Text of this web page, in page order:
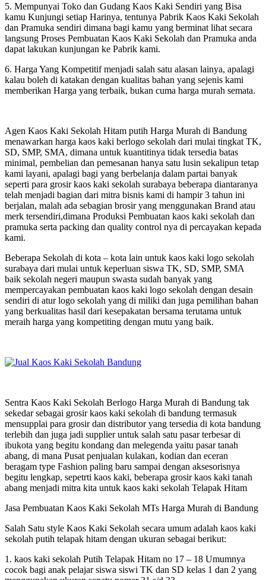
5. Mempunyai Toko dan Gudang Kaos Kaki Sendiri yang Bisa
kamu Kunjungi setiap Harinya, tentunya Pabrik Kaos Kaki Sekolah
dan Pramuka sendiri dimana bagi kamu yang berminat lihat secara
langsung Proses Pembuatan Kaos Kaki Sekolah dan Pramuka anda
dapat lakukan kunjungan ke Pabrik kami.
6. Harga Yang Kompetitif menjadi salah satu alasan lainya, apalagi
kalau boleh di katakan dengan kualitas bahan yang sejenis kami
memberikan Harga yang terbaik, bukan cuma harga murah semata.
Agen Kaos Kaki Sekolah Hitam putih Harga Murah di Bandung
menawarkan harga kaos kaki berlogo sekolah dari mulai tingkat TK,
SD, SMP, SMA, dimana untuk kuantitinya tidak tersedia batas
minimal, pembelian dan pemesanan hanya satu lusin sekalipun tetap
kami layani, apalagi bagi yang berbelanja dalam partai banyak
seperti para grosir kaos kaki sekolah surabaya beberapa diantaranya
telah menjadi bagian dari mitra bisnis kami di hampir 3 tahun ini
berjalan, malah ada sebagian brosir yang menggunakan Brand atau
merk tersendiri,dimana Produksi Pembuatan kaos kaki sekolah dan
pramuka serta packing dan quality control nya di percayakan kepada
kami.
Beberapa Sekolah di kota – kota lain untuk kaos kaki logo sekolah
surabaya dari mulai untuk keperluan siswa TK, SD, SMP, SMA
baik sekolah negeri maupun swasta sudah banyak yang
mempercayakan pembuatan kaos kaki logo sekolah dengan desain
sendiri di atur logo sekolah yang di miliki dan juga pemilihan bahan
yang berkualitas hasil dari kesepakatan bersama terutama untuk
meraih harga yang kompetiting dengan mutu yang baik.
Sentra Kaos Kaki Sekolah Berlogo Harga Murah di Bandung tak
sekedar sebagai grosir kaos kaki sekolah di bandung termasuk
mensupplai para grosir dan distributor yang tersedia di kota bandung
terlebih dan juga jadi supplier untuk salah satu pasar terbesar di
ibukota yang begitu kondang dan melegenda yaitu pasar tanah
abang, di mana Pusat penjualan kulakan, kodian dan eceran
beragam type Fashion paling baru sampai dengan aksesorisnya
begitu lengkap, sepetrti kaos kaki, beberapa grosir kaos kaki tanah
abang menjadi mitra kita untuk kaos kaki sekolah Telapak Hitam
Jasa Pembuatan Kaos Kaki Sekolah MTs Harga Murah di Bandung
Salah Satu style Kaos Kaki Sekolah secara umum adalah kaos kaki
sekolah putih telapak hitam dengan ukuran sebagai berikut:
1. kaos kaki sekolah Putih Telapak Hitam no 17 – 18 Umumnya
cocok bagi anak pelajar siswa siswi TK dan SD kelas 1 dan 2 yang